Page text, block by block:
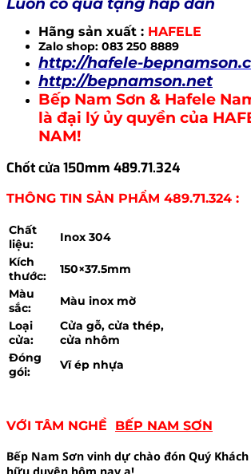
Hãng sản xuất : HAFELE
Zalo shop: 083 250 8889
http://hafele-
http://bepnamson.net
Bếp Nam Sơn & Hafele
là đại lý ủy quyền của
NAM!
Chốt cửa 150mm 489.71.324
THÔNG TIN SẢN PHẨM 489.71.324 :
Chất
liệu:
Inox 304
Kích
thước:
150×37.5mm
Màu
sắc:
Màu inox mờ
Loại
cửa:
Cửa gỗ, cửa thép,
cửa nhôm
Đóng
gói:
Vĩ ép nhựa
VỚI TÂM NGHỀ BẾP NAM SƠN
Bếp Nam Sơn vinh dự chào đón Quý